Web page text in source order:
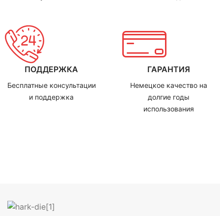
ПОДДЕРЖКА
Бесплатные консультации
и поддержка
ГАРАНТИЯ
Немецкое качество на
долгие годы
использования